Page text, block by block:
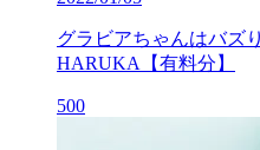
グラビアちゃんはバ
HARUKA【有料分】
500